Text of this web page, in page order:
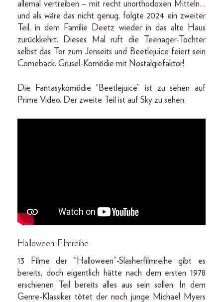
allemal vertreiben – mit recht unorthodoxen Mitteln…
und als wäre das nicht genug, folgte 2024 ein zweiter
Teil, in dem Familie Deetz wieder in das alte Haus
zurückkehrt. Dieses Mal ruft die Teenager-Tochter
selbst das Tor zum Jenseits und Beetlejuice feiert sein
Comeback. Grusel-Komödie mit Nostalgiefaktor!
Die Fantasykomödie “Beetlejuice” ist zu sehen auf
Prime Video. Der zweite Teil ist auf Sky zu sehen.
Halloween-Filmreihe
13 Filme der “Halloween”-Slasherfilmreihe gibt es
bereits, doch eigentlich hätte nach dem ersten 1978
erschienen Teil bereits alles aus sein sollen: In dem
Genre-Klassiker tötet der noch junge Michael Myers